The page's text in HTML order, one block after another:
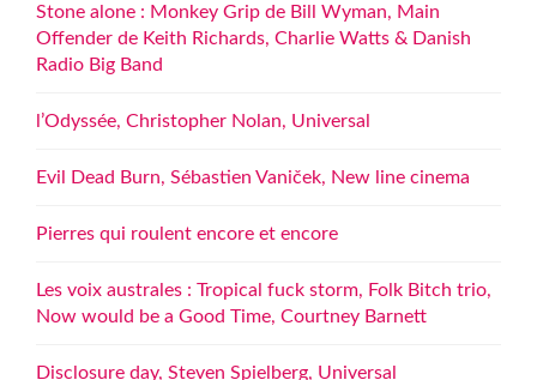
Stone alone : Monkey Grip de Bill Wyman, Main
Offender de Keith Richards, Charlie Watts & Danish
Radio Big Band
l’Odyssée, Christopher Nolan, Universal
Evil Dead Burn, Sébastien Vaniček, New line cinema
Pierres qui roulent encore et encore
Les voix australes : Tropical fuck storm, Folk Bitch trio,
Now would be a Good Time, Courtney Barnett
Disclosure day, Steven Spielberg, Universal